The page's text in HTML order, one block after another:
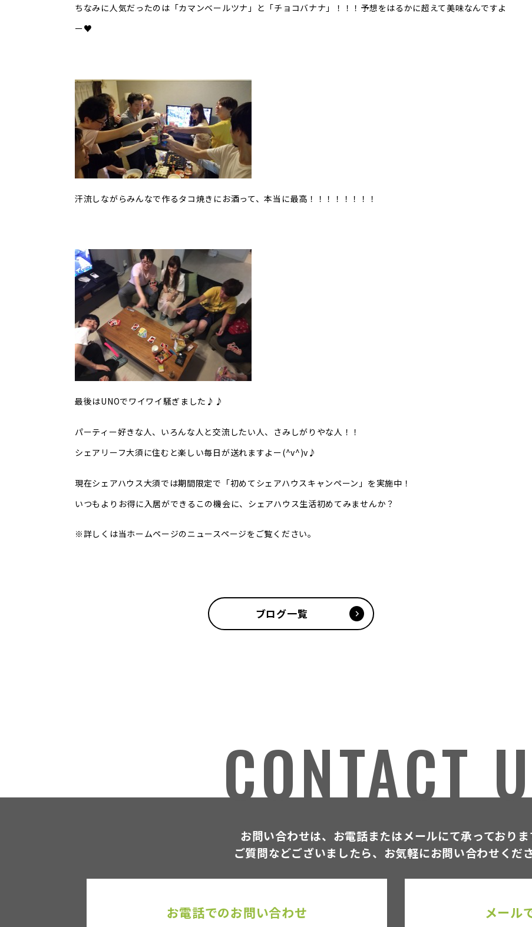
ちなみに人気だったのは「カマンベールツナ」と「チョコバナナ」！！！予想をはるかに超えて美味なんですよ
ー♥
汗流しながらみんなで作るタコ焼きにお酒って、本当に最高！！！！！！！！
最後はUNOでワイワイ騒ぎました♪♪
パーティー好きな人、いろんな人と交流したい人、さみしがりやな人！！
シェアリーフ大須に住むと楽しい毎日が送れますよー(^v^)v♪
現在シェアハウス大須では期間限定で「初めてシェアハウスキャンペーン」を実施中！
いつもよりお得に入居ができるこの機会に、シェアハウス生活初めてみませんか？
※詳しくは当ホームページのニュースページをご覧ください。
ブログ一覧
CONTACT
お問い合わせは、お電話またはメールにて承っておりま
ご質問などございましたら、 お気軽にお問い合わせくださ
お電話でのお問い合わせ メール